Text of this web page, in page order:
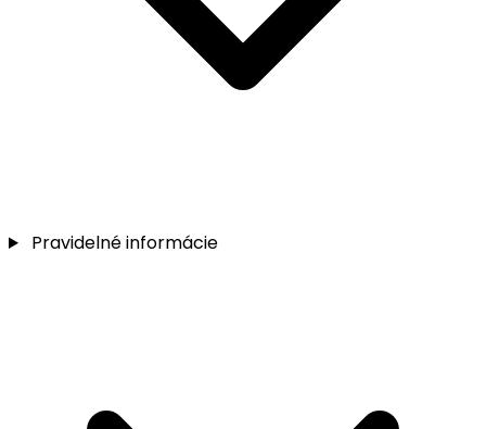
Pravidelné informácie